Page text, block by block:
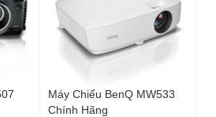
Máy Chiếu BenQ MW533
Chính Hãng